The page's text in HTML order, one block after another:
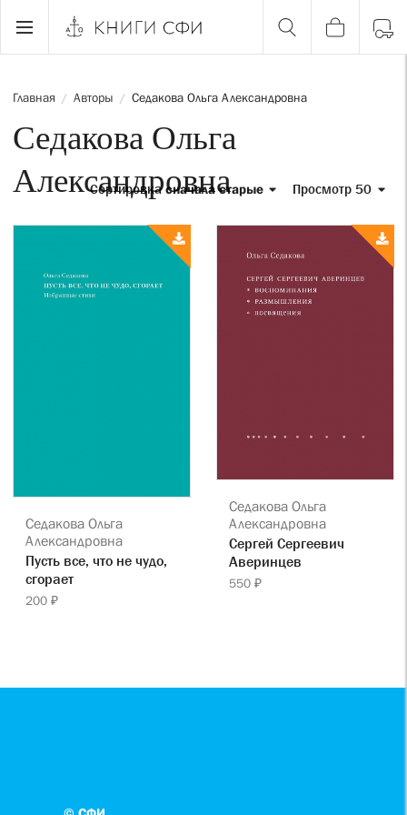
Главная / Авторы / Седакова Ольга Александровна
Седакова Ольга
Александровна
Просмотр 50
Сортировкасначала старые
Седакова Ольга
Александровна
Пусть все, что не чудо,
сгорает
200 ₽
Седакова Ольга
Александровна
Сергей Сергеевич
Аверинцев
550 ₽